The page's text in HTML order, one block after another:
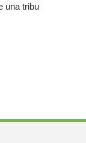
una tribu